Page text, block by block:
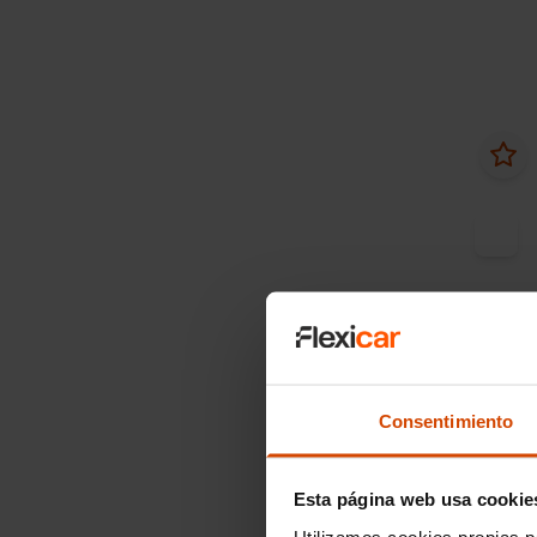
Consentimiento
Esta página web usa